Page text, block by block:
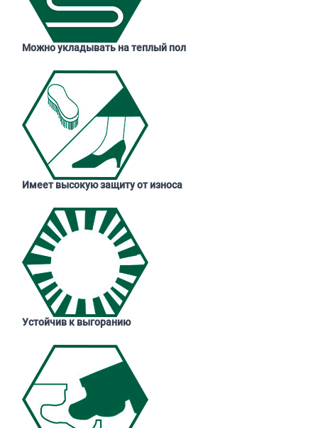
Можно укладывать на теплый пол
Имеет высокую защиту от износа
Устойчив к выгоранию